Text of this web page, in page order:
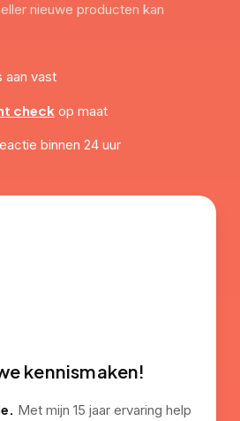
nieuwe producten kan
aan vast
checkop maat
binnen 24 uur
kennismaken!
Met mijn 15 jaar ervaring help